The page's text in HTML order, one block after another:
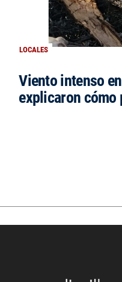
LOCALES
Viento intenso
explicaron